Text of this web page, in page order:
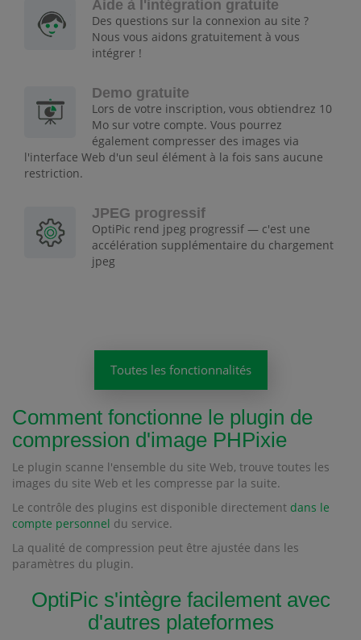
Aide à l'intégration gratuite
Des questions sur la connexion au site ?
Nous vous aidons gratuitement à vous
intégrer !
Demo gratuite
Lors de votre inscription, vous obtiendrez 10
Mo sur votre compte. Vous pourrez
également compresser des images via
l'interface Web d'un seul élément à la fois sans aucune
restriction.
JPEG progressif
OptiPic rend jpeg progressif — c'est une
accélération supplémentaire du chargement
jpeg
Toutes les fonctionnalités
Comment fonctionne le plugin de
compression d'image PHPixie
Le plugin scanne l'ensemble du site Web, trouve toutes les
images du site Web et les compresse par la suite.
Le contrôle des plugins est disponible directement dans le
compte personnel du service.
La qualité de compression peut être ajustée dans les
paramètres du plugin.
OptiPic s'intègre facilement avec
d'autres plateformes